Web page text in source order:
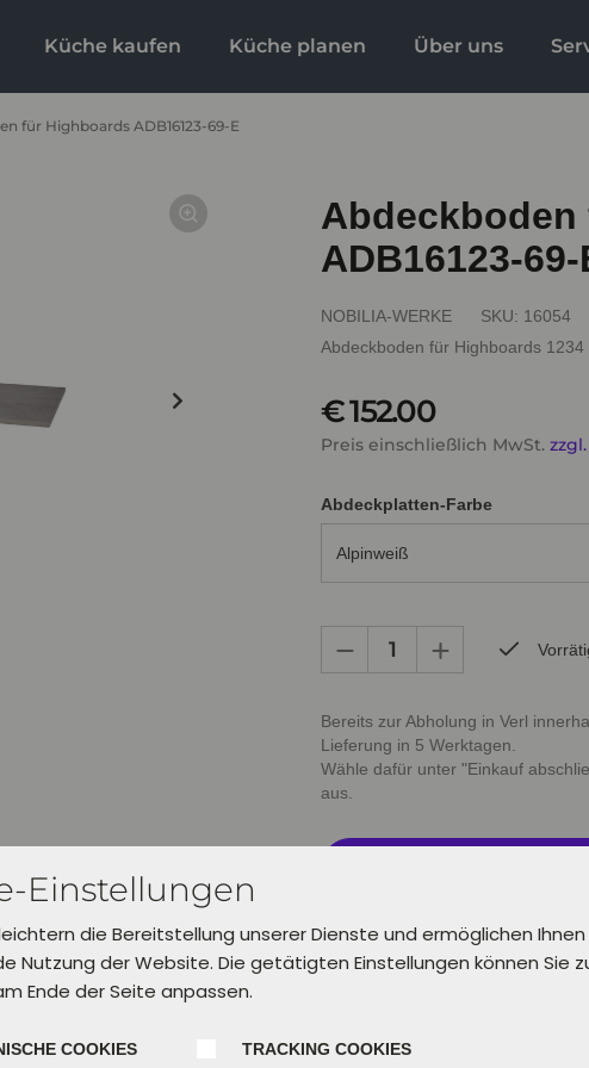
Einstellungen
die Bereitstellung unserer Dienste und ermöglichen
Nutzung der Website. Die getätigten Einstellungen können Sie
Ende der Seite anpassen.
COOKIES TRACKING COOKIES
Küche kaufen Küche planen Über uns
für Highboards ADB16123-69-E
ADB16123-69-
NOBILIA-WERKE SKU: 16054
Abdeckboden für Highboards
€ 152.00
Preis einschließlich MwSt.
Abdeckplatten-Farbe
Alpinweiß
Bereits zur Abholung in Verl
Lieferung in 5 Werktagen.
Wähle dafür unter "Einkauf
aus.